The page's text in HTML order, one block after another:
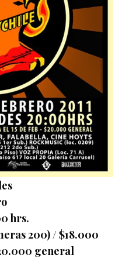
hrs.
200) / $18.000
general